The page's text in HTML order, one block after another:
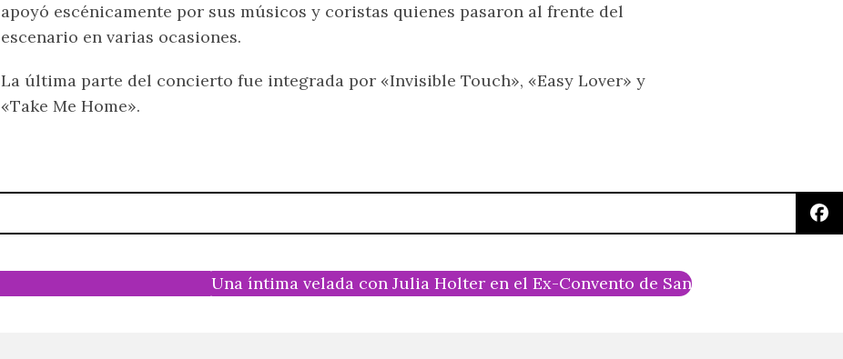
apoyó escénicamente por sus músicos y coristas quienes pasaron al frente del
escenario en varias ocasiones.
La última parte del concierto fue integrada por «Invisible Touch», «Easy Lover» y
«Take Me Home».
Una íntima velada con Julia Holter en el Ex-Convento de San Hipólito